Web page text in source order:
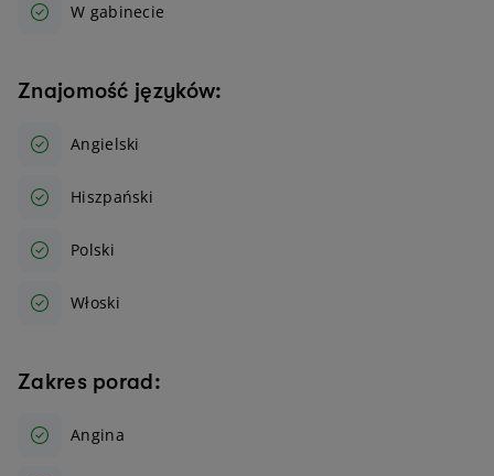
W gabinecie
Znajomość języków:
Angielski
Hiszpański
Polski
Włoski
Zakres porad:
Angina